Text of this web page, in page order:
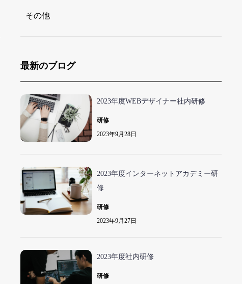
その他
最新のブログ
2023年度WEBデザイナー社内研修
研修
2023年9月28日
2023年度インターネットアカデミー研
修
研修
2023年9月27日
2023年度社内研修
研修